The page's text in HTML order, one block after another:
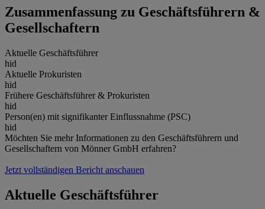
Zusammenfassung zu Geschäftsführern &
Gesellschaftern
Aktuelle Geschäftsführer
hid
Aktuelle Prokuristen
hid
Frühere Geschäftsführer & Prokuristen
hid
Person(en) mit signifikanter Einflussnahme (PSC)
hid
Möchten Sie mehr Informationen zu den Geschäftsführern und
Gesellschaftern von Mönner GmbH erfahren?
Jetzt vollständigen Bericht anschauen
Aktuelle Geschäftsführer